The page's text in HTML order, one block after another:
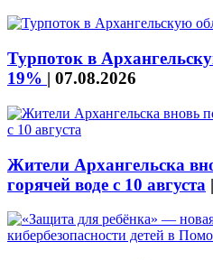
Турпоток в
19% | 07.08.2026
Жители Архангельска
горячей воде с 10 августа |